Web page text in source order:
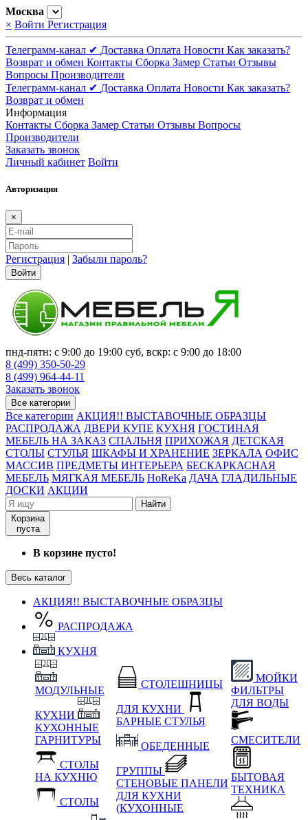
Москва
× Войти Регистрация
Телеграмм-канал ✔ Доставка Оплата Новости Как заказать?
Возврат и обмен Контакты Сборка Замер Статьи Отзывы
Вопросы Производители
Телеграмм-канал ✔ Доставка Оплата Новости Как заказать?
Возврат и обмен
Информация
Контакты Сборка Замер Статьи Отзывы Вопросы
Производители
Заказать звонок
Личный кабинет Войти
Авторизация
×
Регистрация | Забыли пароль?
Войти
пнд-пятн: с 9:00 до 19:00 суб, вскр: с 9:00 до 18:00
8 (499) 350-50-29
8 (499) 964-44-11
Заказать звонок
Все категории
Все категории АКЦИЯ!! ВЫСТАВОЧНЫЕ ОБРАЗЦЫ
РАСПРОДАЖА ДВЕРИ КУПЕ КУХНЯ ГОСТИНАЯ
МЕБЕЛЬ НА ЗАКАЗ СПАЛЬНЯ ПРИХОЖАЯ ДЕТСКАЯ
СТОЛЫ СТУЛЬЯ ШКАФЫ И ХРАНЕНИЕ ЗЕРКАЛА ОФИС
МАССИВ ПРЕДМЕТЫ ИНТЕРЬЕРА БЕСКАРКАСНАЯ
МЕБЕЛЬ МЯГКАЯ МЕБЕЛЬ HoReKa ДАЧА ГЛАДИЛЬНЫЕ
ДОСКИ АКЦИИ
Найти
Корзина
пуста
В корзине пусто!
Весь каталог
АКЦИЯ!! ВЫСТАВОЧНЫЕ ОБРАЗЦЫ
РАСПРОДАЖА
КУХНЯ
МОДУЛЬНЫЕ
КУХНИ
КУХОННЫЕ
ГАРНИТУРЫ
СТОЛЫ
НА КУХНЮ
СТОЛЫ
СТОЛЕШНИЦЫ
ДЛЯ КУХНИ
БАРНЫЕ СТУЛЬЯ
ОБЕДЕННЫЕ
ГРУППЫ
СТЕНОВЫЕ ПАНЕЛИ
ДЛЯ КУХНИ
(КУХОННЫЕ
МОЙКИ
ФИЛЬТРЫ
ДЛЯ ВОДЫ
СМЕСИТЕЛИ
БЫТОВАЯ
ТЕХНИКА